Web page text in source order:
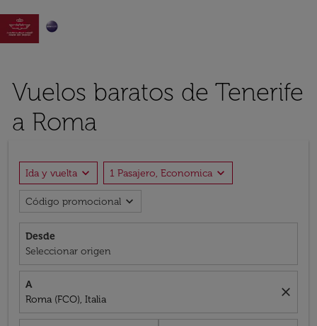

Vuelos baratos de Tenerife
a Roma
Ida y vuelta expand_more 1 Pasajero, Economica expand_more
Código promocional expand_more
Desde
Seleccionar origen
A
Roma (FCO), Italia
close